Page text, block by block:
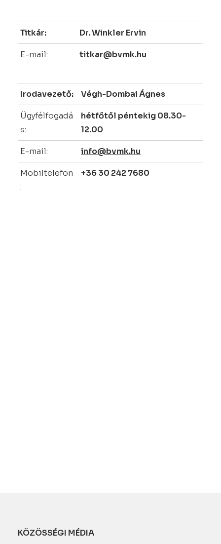
Titkár: Dr. Winkler Ervin
E-mail: titkar@bvmk.hu
Irodavezető: Végh-Dombai Ágnes
Ügyfélfogadá
s:
hétfőtől péntekig 08.30-
12.00
E-mail: info@bvmk.hu
Mobiltelefon
:
+36 30 242 7680
KÖZÖSSÉGI MÉDIA